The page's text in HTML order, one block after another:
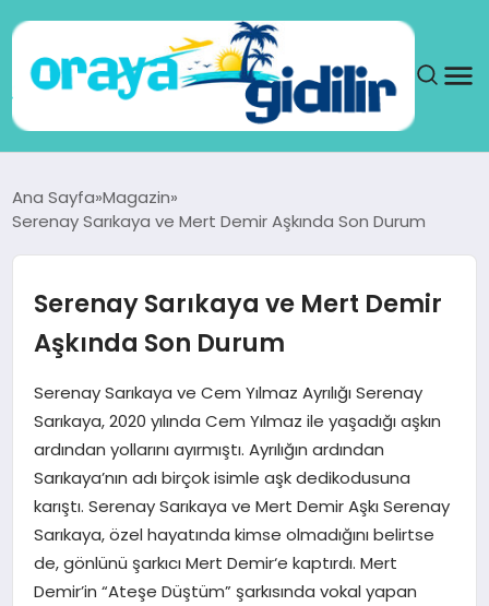
SAĞLIK
DÜNYA
SEYAHAT
TEKNOLOJI
YAŞAM
Ana Sayfa Magazin
Serenay Sarıkaya ve Mert Demir Aşkında Son Durum
Serenay Sarıkaya ve Mert Demir
Aşkında Son Durum
Serenay Sarıkaya ve Cem Yılmaz Ayrılığı Serenay
Sarıkaya, 2020 yılında Cem Yılmaz ile yaşadığı aşkın
ardından yollarını ayırmıştı. Ayrılığın ardından
Sarıkaya’nın adı birçok isimle aşk dedikodusuna
karıştı. Serenay Sarıkaya ve Mert Demir Aşkı Serenay
Sarıkaya, özel hayatında kimse olmadığını belirtse
de, gönlünü şarkıcı Mert Demir‘e kaptırdı. Mert
Demir’in “Ateşe Düştüm” şarkısında vokal yapan